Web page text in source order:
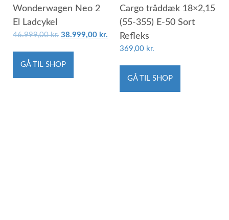
Wonderwagen Neo 2
El Ladcykel
46.999,00kr. 38.999,00 kr.
GÅ TIL SHOP
Cargo tråddæk 18×2,15
(55-355) E-50 Sort
Refleks
369,00 kr.
GÅ TIL SHOP